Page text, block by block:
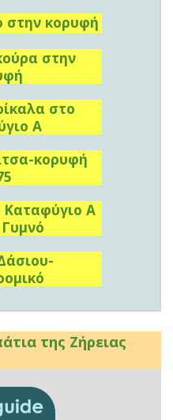
στην κορυφή
στην
στο
Α
κορυφή
Καταφύγιο Α
της Ζήρειας